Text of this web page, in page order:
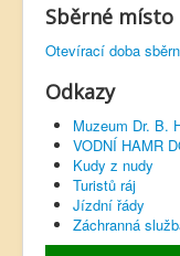
Sběrné místo
Otevírací doba
Odkazy
Muzeum Dr. B.
VODNÍ HAMR
Kudy z nudy
Turistů ráj
Jízdní řády
Záchranná